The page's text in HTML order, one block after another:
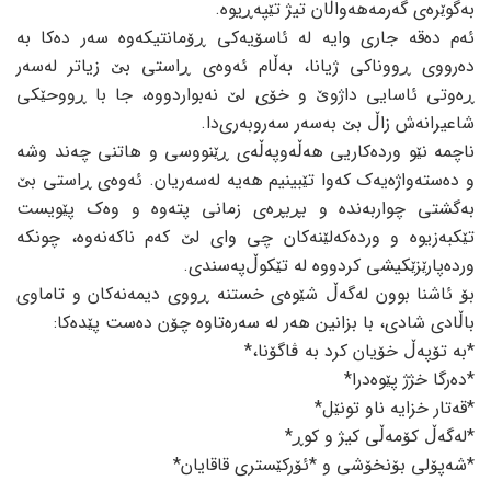
بەگوێرەی گەرمەهەواڵان تیژ تێپەڕیوە.
ئەم دەقە جاری وایە لە ئاسۆیەکی ڕۆمانتیکەوە سەر دەکا بە
دەرووی ڕووناکی ژیانا، بەڵام ئەوەی ڕاستی بێ زیاتر لەسەر
ڕەوتی ئاسایی داژوێ و خۆی لێ نەبواردووە، جا با ڕووحێکی
شاعیرانەش زاڵ بێ بەسەر سەروبەری‌دا.
ناچمە نێو وردەکاریی هەڵە‌وپەڵەی ڕێنووسی و هاتنی چەند وشە
و دەستەواژەیەک کەوا تێبینیم هەیە لەسەریان. ئەوەی ڕاستی بێ
بەگشتی چواربەندە و بڕبڕەی زمانی پتەوە و وەک پێویست
تێکبەزیوە و وردەکەلێنەکان چی وای لێ کەم ناکەنەوە، چونکە
وردەپارێزێکیشی کردووە لە تێکوڵ‌پەسندی.
بۆ ئاشنا بوون لەگەڵ شێوەی خستنە ڕووی دیمەنەکان و تاماوی
باڵادی شادی، با بزانین هەر لە سەرەتاوە چۆن دەست پێدەکا:
*بە تۆپەڵ خۆیان کرد بە ڤاگۆنا،*
*دەرگا خژژ پێوەدرا*
*قەتار خزایە ناو تونێل*
*لەگەڵ کۆمەڵی کیژ و کوڕ*
*شەپۆلی بۆنخۆشی و *ئۆرکێستری قاقایان*